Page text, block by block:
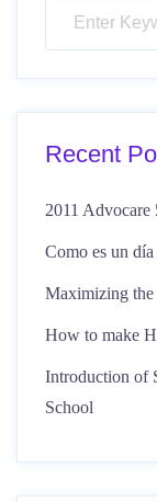
Recent
2011
Como es un
Maximizing the
How to make
Introduction of
School